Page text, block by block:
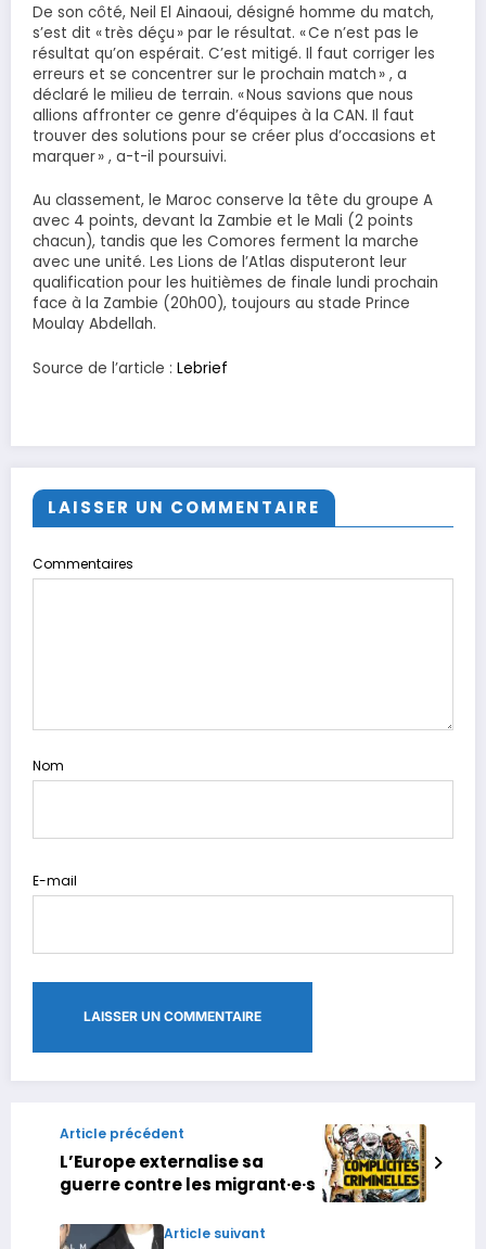
De son côté, Neil El Ainaoui, désigné homme du match,
s’est dit « très déçu » par le résultat. « Ce n’est pas le
résultat qu’on espérait. C’est mitigé. Il faut corriger les
erreurs et se concentrer sur le prochain match » , a
déclaré le milieu de terrain. « Nous savions que nous
allions affronter ce genre d’équipes à la CAN. Il faut
trouver des solutions pour se créer plus d’occasions et
marquer » , a-t-il poursuivi.
Au classement, le Maroc conserve la tête du groupe A
avec 4 points, devant la Zambie et le Mali (2 points
chacun), tandis que les Comores ferment la marche
avec une unité. Les Lions de l’Atlas disputeront leur
qualification pour les huitièmes de finale lundi prochain
face à la Zambie (20h00), toujours au stade Prince
Moulay Abdellah.
Source de l’article : Lebrief
LAISSER UN COMMENTAIRE
Commentaires
Nom
E-mail
Article précédent
L’Europe externalise sa
guerre contre les migrant·e·s
Article suivant